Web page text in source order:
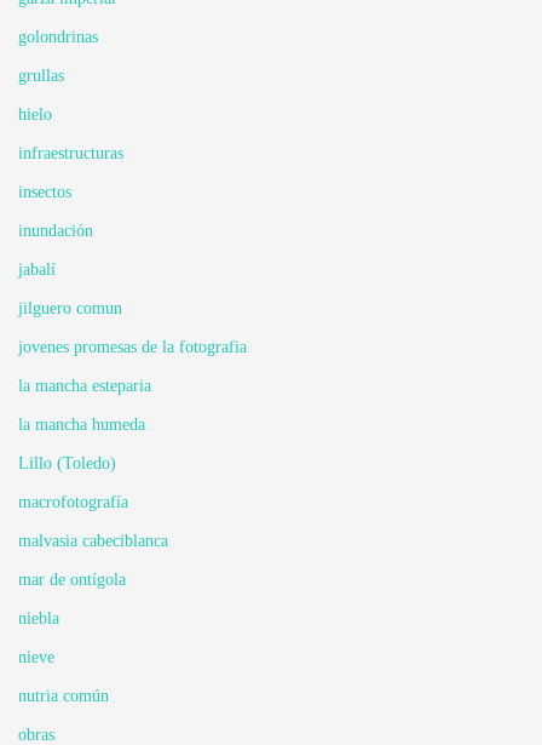
golondrinas
grullas
hielo
infraestructuras
insectos
inundación
jabalí
jilguero comun
jovenes promesas de la fotografia
la mancha esteparia
la mancha humeda
Lillo (Toledo)
macrofotografía
malvasia cabeciblanca
mar de ontígola
niebla
nieve
nutria común
obras